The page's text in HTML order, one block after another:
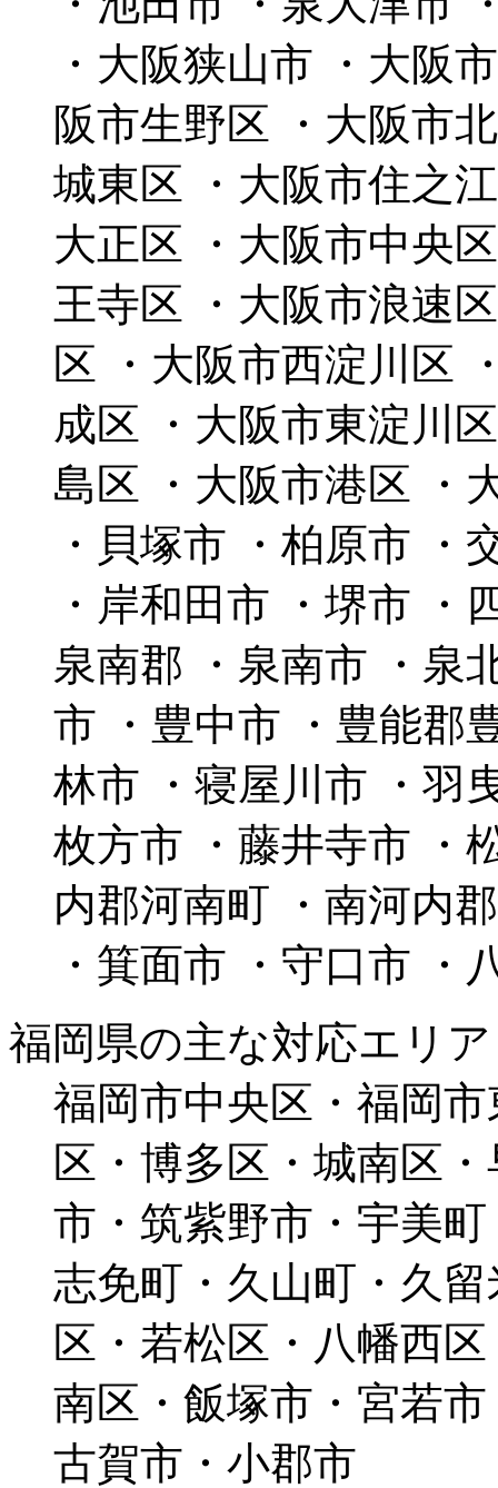
・大阪狭山市 ・大阪
阪市生野区 ・大阪市
城東区 ・大阪市住之
大正区 ・大阪市中央
王寺区 ・大阪市浪速
区 ・大阪市西淀川区
成区 ・大阪市東淀川
島区 ・大阪市港区 ・
・貝塚市 ・柏原市 ・
・岸和田市 ・堺市 ・
泉南郡 ・泉南市 ・泉
市 ・豊中市 ・豊能郡
林市 ・寝屋川市 ・羽
枚方市 ・藤井寺市 ・
内郡河南町 ・南河内
・箕面市 ・守口市 ・
福岡県の主な対応エリア
福岡市中央区・福岡
区・博多区・城南区
市・筑紫野市・宇美
志免町・久山町・久
区・若松区・八幡西
南区・飯塚市・宮若
古賀市・小郡市